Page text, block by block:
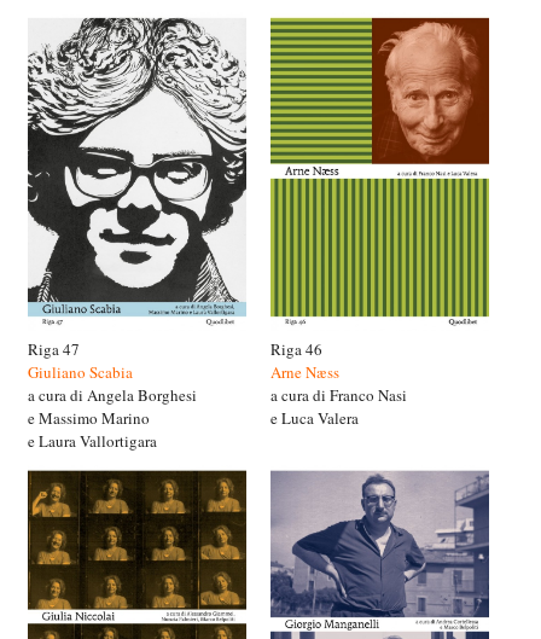
Riga 47
Giuliano Scabia
a cura di Angela Borghesi
e Massimo Marino
e Laura Vallortigara
Riga 46
Arne Næss
a cura di Franco Nasi
e Luca Valera